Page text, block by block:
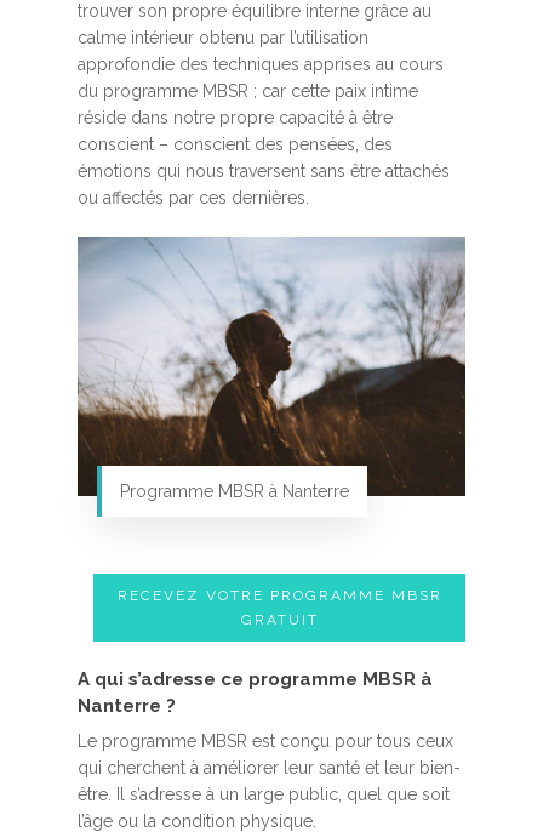
trouver son propre équilibre interne grâce au
calme intérieur obtenu par l’utilisation
approfondie des techniques apprises au cours
du programme MBSR ; car cette paix intime
réside dans notre propre capacité à être
conscient – conscient des pensées, des
émotions qui nous traversent sans être attachés
ou affectés par ces dernières.
Programme MBSR à Nanterre
RECEVEZ VOTRE PROGRAMME MBSR
GRATUIT
A qui s’adresse ce programme MBSR à
Nanterre ?
Le programme MBSR est conçu pour tous ceux
qui cherchent à améliorer leur santé et leur bien-
être. Il s’adresse à un large public, quel que soit
l’âge ou la condition physique.